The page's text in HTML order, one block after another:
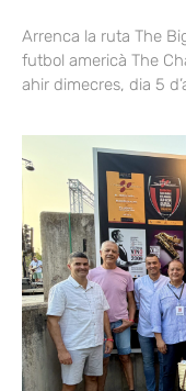
Arrenca la ruta The
futbol americà The
ahir dimecres, dia 5